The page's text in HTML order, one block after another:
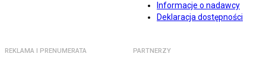
Informacje o nadawcy
Deklaracja dostępności
REKLAMA I PRENUMERATA PARTNERZY